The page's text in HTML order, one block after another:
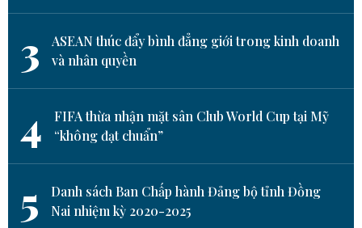
3
ASEAN thúc đẩy bình đẳng giới trong kinh doanh
và nhân quyền
4
FIFA thừa nhận mặt sân Club World Cup tại Mỹ
“không đạt chuẩn”
5
Danh sách Ban Chấp hành Đảng bộ tỉnh Đồng
Nai nhiệm kỳ 2020-2025